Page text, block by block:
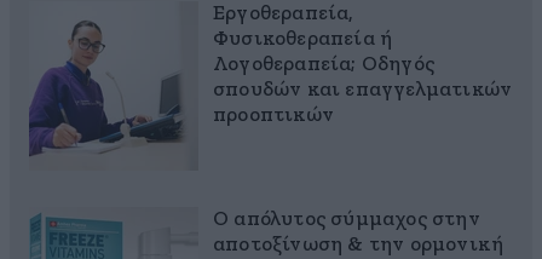
Εργοθεραπεία,
Φυσικοθεραπεία ή
Λογοθεραπεία; Οδηγός
σπουδών και επαγγελματικών
προοπτικών
Ο απόλυτος σύμμαχος στην
αποτοξίνωση & την ορμονική